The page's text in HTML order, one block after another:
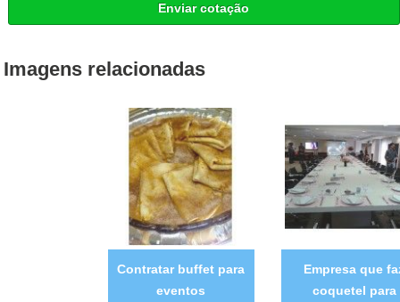
Enviar cotação
Imagens relacionadas
Contratar buffet para
eventos
Empresa que
coquetel para